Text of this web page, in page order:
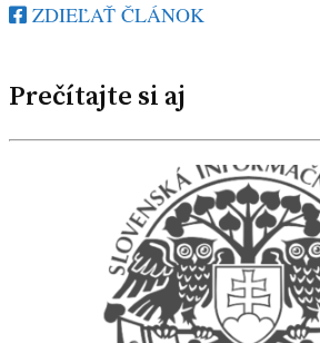
ZDIEĽAŤ ČLÁNOK
Prečítajte si aj